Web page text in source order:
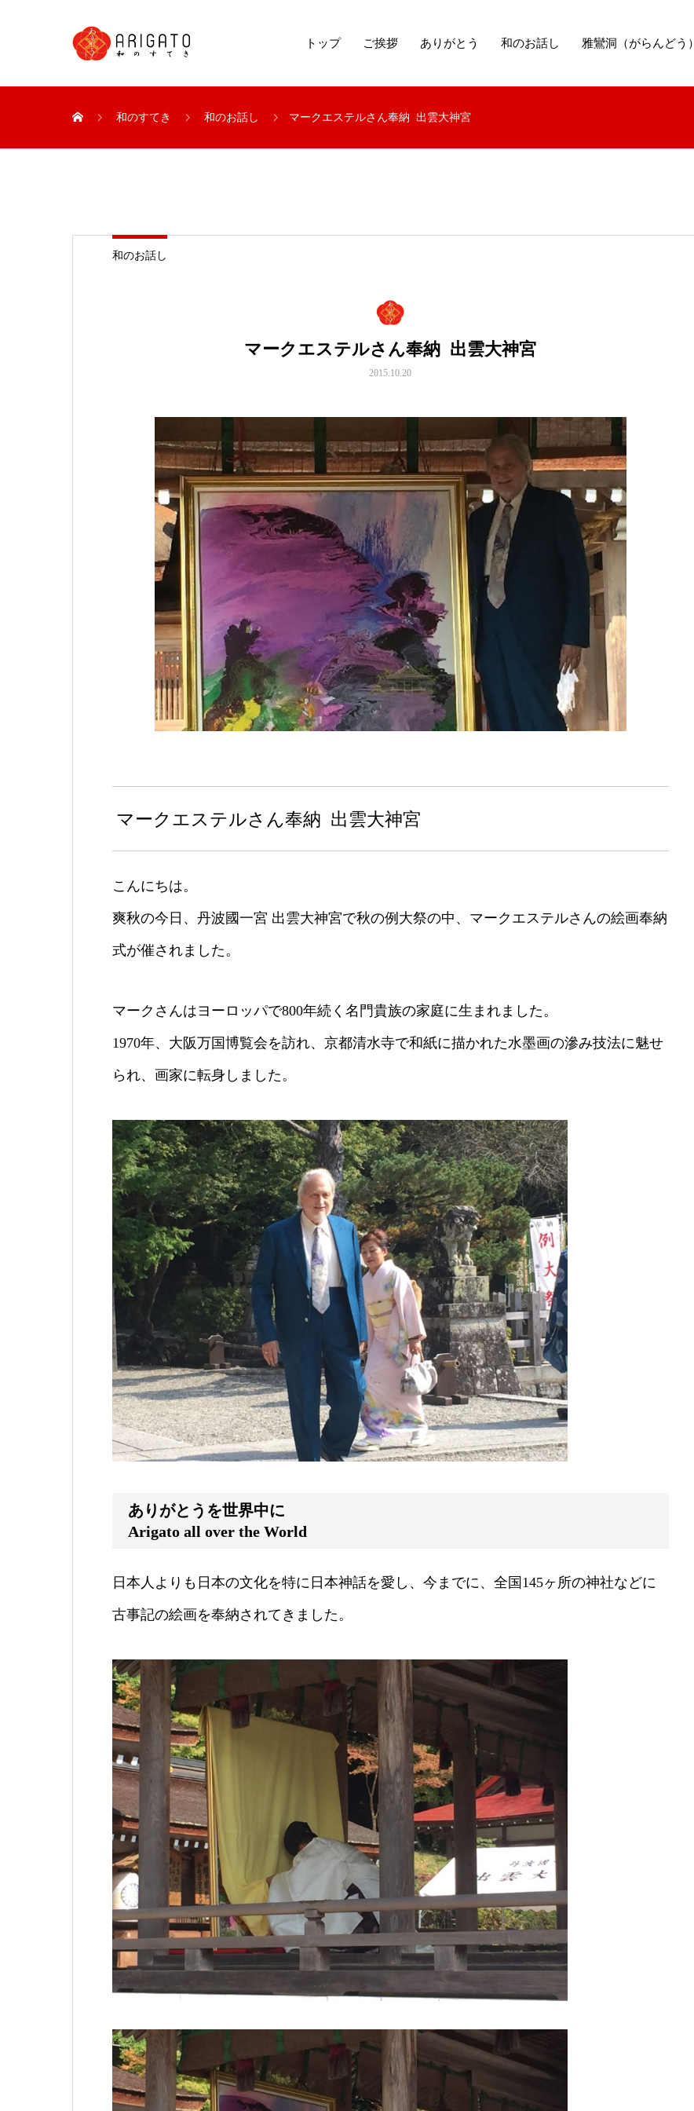
トップ ご挨拶 ありがとう 和のお話し 雅鸞洞（がらんどう）
和のすてき 和のお話し マークエステルさん奉納 出雲大神宮
和のお話し
マークエステルさん奉納 出雲大神宮
2015.10.20
マークエステルさん奉納 出雲大神宮
こんにちは。
爽秋の今日、丹波國一宮 出雲大神宮で秋の例大祭の中、マークエステルさんの絵画奉納
式が催されました。
マークさんはヨーロッパで800年続く名門貴族の家庭に生まれました。
1970年、大阪万国博覧会を訪れ、京都清水寺で和紙に描かれた水墨画の滲み技法に魅せ
られ、画家に転身しました。
ありがとうを世界中に
Arigato all over the World
日本人よりも日本の文化を特に日本神話を愛し、今までに、全国145ヶ所の神社などに
古事記の絵画を奉納されてきました。